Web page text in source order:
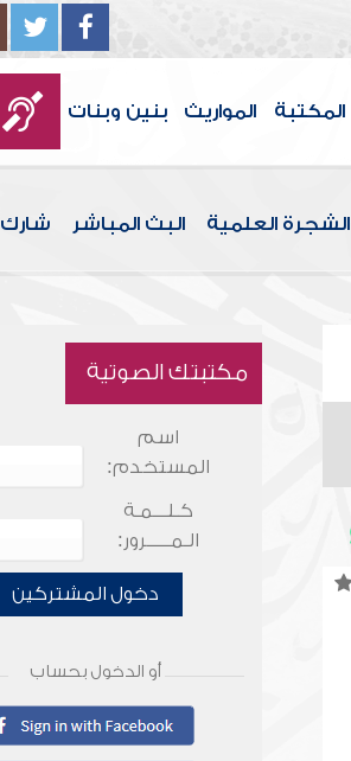
المكتبة المواريث بنين وبنات
الشجرة العلمية البث المباشر
مكتبتك الصوتية
اسم
المستخدم:
كـلـــمـة
الـمـــــرور:
دخول المشتركين
أو الدخول بحساب